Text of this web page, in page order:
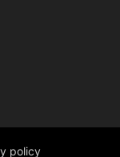
policy